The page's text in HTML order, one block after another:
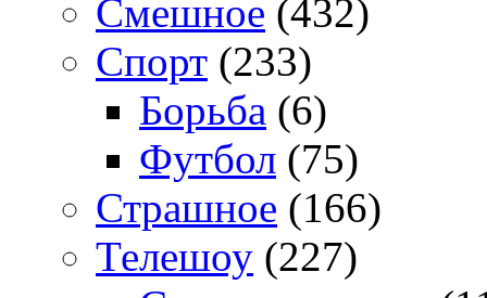
Смешное (432)
Спорт (233)
Борьба (6)
Футбол (75)
Страшное (166)
Телешоу (227)